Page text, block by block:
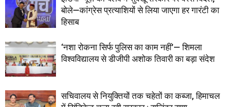
बोले—कांग्रेस प्रत्याशियों से लिया जाएगा हर गारंटी का
हिसाब
‘नशा रोकना सिर्फ पुलिस का काम नहीं’— शिमला
विश्वविद्यालय से डीजीपी अशोक तिवारी का बड़ा संदेश
सचिवालय से नियुक्तियों तक चहेतों का कब्जा, हिमाचल